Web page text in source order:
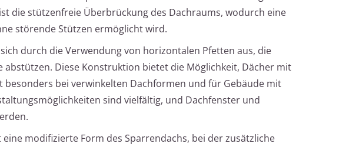
die stützenfreie Überbrückung des Dachraums, wodurch eine
störende Stützen ermöglicht wird.
durch die Verwendung von horizontalen Pfetten aus, die
abstützen. Diese Konstruktion bietet die Möglichkeit, Dächer mit
bei verwinkelten Dachformen und für Gebäude mit
sind vielfältig, und Dachfenster und
eine modifizierte Form des Sparrendachs, bei der zusätzliche